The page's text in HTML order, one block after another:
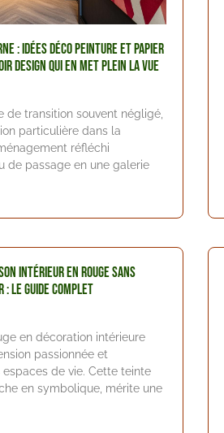
: idées déco peinture et papier
design qui en met plein la vue
de transition souvent négligé,
particulière dans la
réfléchi
de passage en une galerie
intérieur en rouge sans
: le guide complet
en décoration intérieure
passionnée et
de vie. Cette teinte
en symbolique, mérite une